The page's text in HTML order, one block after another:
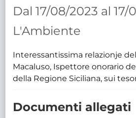
Dal 17/08/2023 al 17/
L'Ambiente
Interessantissima relazionje
Macaluso, Ispettore onorario
della Regione Siciliana, sui
Documenti allegati